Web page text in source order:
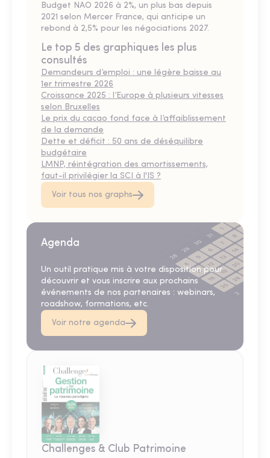
Budget NAO 2026 à 2%, un plus bas depuis
2021 selon Mercer France, qui anticipe un
rebond à 2,5% pour les négociations 2027.
Le top 5 des graphiques les plus
consultés
Demandeurs d’emploi : une légère baisse au
1er trimestre 2026
Croissance 2025 : l’Europe à plusieurs vitesses
selon Bruxelles
Le prix du cacao fond face à l’affaiblissement
de la demande
Dette et déficit : 50 ans de déséquilibre
budgétaire
LMNP, réintégration des amortissements,
faut-il privilégier la SCI à l'IS ?
Voir tous nos graphs
Agenda
Un outil pratique mis à votre disposition pour
découvrir et vous inscrire aux prochains
événements de nos partenaires : webinars,
roadshow, formations, etc.
Voir notre agenda
Challenges & Club Patrimoine